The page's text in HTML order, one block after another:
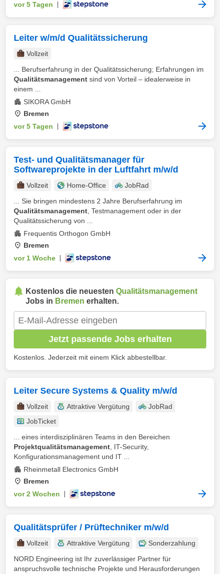
vor 5 Tagen
Leiter w/m/d Qualitätssicherung
Vollzeit
... Berufserfahrung in der Qualitätssicherung; Erfahrungen im
Qualitätsmanagement sind von Vorteil – idealerweise in
einem ...
SIKORA GmbH
Bremen
vor 5 Tagen
Test- und Qualitätsmanager für
Softwareprojekte in der Luftfahrt m/w/d
Vollzeit Home-Office
JobRad
... Sie bringen mindestens 2 Jahre Berufserfahrung im
Qualitätsmanagement , Testmanagement oder in der
Qualitätssicherung von ...
Frequentis Orthogon GmbH
Bremen
vor 1 Woche
Kostenlos die neuesten Qualitätsmanagement
Jobs in Bremen erhalten.
Jetzt passende Jobs erhalten
Kostenlos. Jederzeit mit einem Klick abbestellbar.
Leiter Secure Systems & Quality m/w/d
Vollzeit Attraktive Vergütung
JobRad
JobTicket
... eines interdisziplinären Teams in den Bereichen
Projektqualitätsmanagement , IT-Security,
Konfigurationsmanagement und IT ...
Rheinmetall Electronics GmbH
Bremen
vor 2 Wochen
Qualitätsprüfer / Prüftechniker m/w/d
Vollzeit Attraktive Vergütung
Sonderzahlung
NORD Engineering ist Ihr zuverlässiger Partner für
anspruchsvolle technische Projekte und Herausforderungen